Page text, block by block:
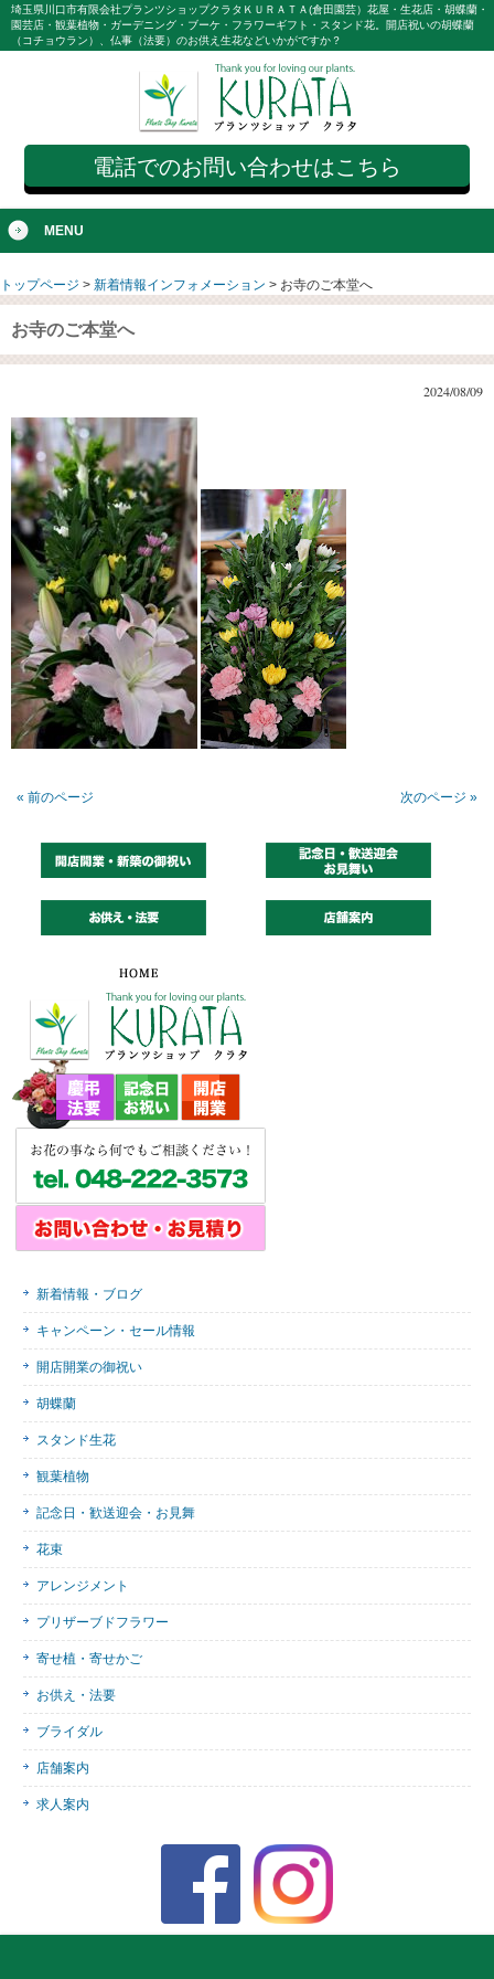
埼玉県川口市有限会社プランツショップクラタＫＵＲＡＴＡ(倉田園芸）花屋・生花店・胡蝶蘭・
園芸店・観葉植物・ガーデニング・ブーケ・フラワーギフト・スタンド花。開店祝いの胡蝶蘭
（コチョウラン）、仏事（法要）のお供え生花などいかがですか？
電話でのお問い合わせはこちら
MENU
トップページ > 新着情報インフォメーション > お寺のご本堂へ
お寺のご本堂へ
2024/08/09
« 前のページ 次のページ »
新着情報・ブログ
キャンペーン・セール情報
開店開業の御祝い
胡蝶蘭
スタンド生花
観葉植物
記念日・歓送迎会・お見舞
花束
アレンジメント
プリザーブドフラワー
寄せ植・寄せかご
お供え・法要
ブライダル
店舗案内
求人案内